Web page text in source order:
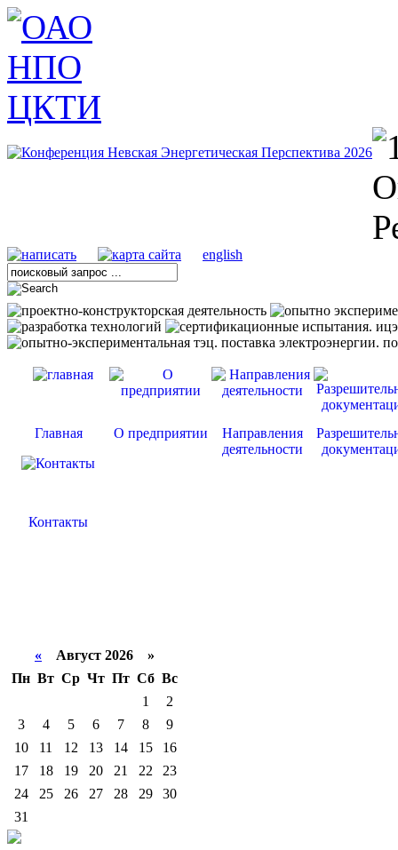
english
Главная О предприятии
Направления
деятельности
Контакты
« Август 2026 »
Пн Вт Ср Чт Пт Сб Вс
1
2
3
4 5 6 7 8
9
10
11 12 13 14 15
16
17
18 19 20 21 22
23
24
25 26 27 28 29
30
31